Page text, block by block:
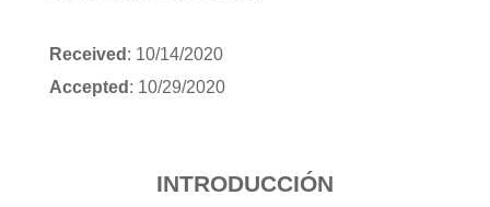
Received : 10/14/2020
Accepted : 10/29/2020
INTRODUCCIÓN